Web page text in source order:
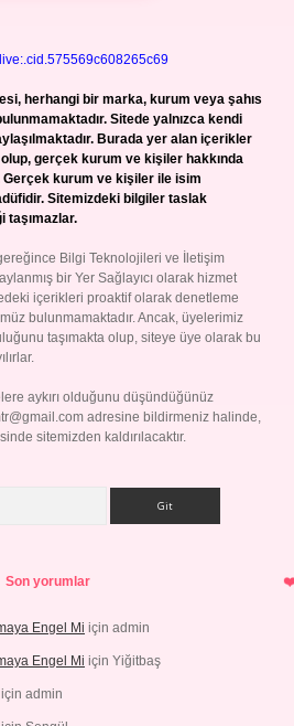
herhangi bir marka, kurum veya şahıs
Sitede yalnızca kendi
Burada yer alan içerikler
gerçek kurum ve kişiler hakkında
Gerçek kurum ve kişiler ile isim
Sitemizdeki bilgiler taslak
taşımazlar.
Bilgi Teknolojileri ve İletişim
bir Yer Sağlayıcı olarak hizmet
içerikleri proaktif olarak denetleme
bulunmamaktadır. Ancak, üyelerimiz
taşımakta olup, siteye üye olarak bu
aykırı olduğunu düşündüğünüz
adresine bildirmeniz halinde,
sitemizden kaldırılacaktır.
Son yorumlar
Engel Mi için admin
Engel Mi için Yiğitbaş
için admin